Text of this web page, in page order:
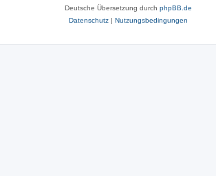
Deutsche Übersetzung durch phpBB.de
Datenschutz| Nutzungsbedingungen